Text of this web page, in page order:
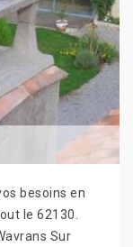
besoins en
le 62130.
Sur